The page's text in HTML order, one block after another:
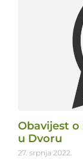
Obavijest
u Dvoru
27. srpnja 2022.